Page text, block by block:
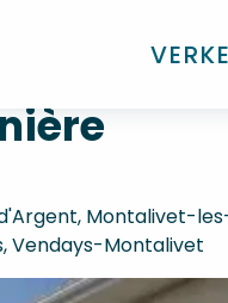
Montalivet-
Vendays-Montalivet